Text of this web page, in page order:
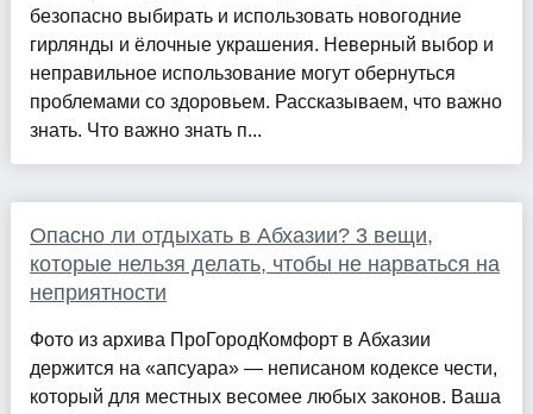
безопасно выбирать и использовать новогодние
гирлянды и ёлочные украшения. Неверный выбор и
неправильное использование могут обернуться
проблемами со здоровьем. Рассказываем, что важно
знать. Что важно знать п...
Опасно ли отдыхать в Абхазии? 3 вещи,
которые нельзя делать, чтобы не нарваться на
неприятности
Фото из архива ПроГородКомфорт в Абхазии
держится на «апсуара» — неписаном кодексе чести,
который для местных весомее любых законов. Ваша